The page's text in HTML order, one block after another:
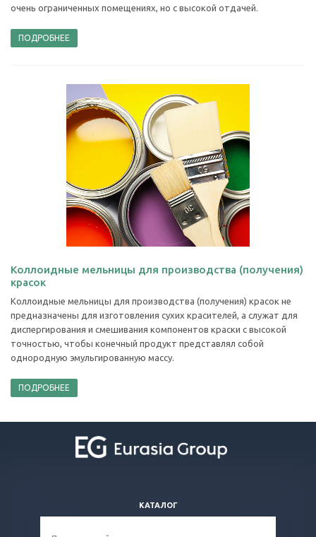
очень ограниченных помещениях, но с высокой отдачей.
ПОДРОБНЕЕ
Коллоидные мельницы для производства (получения)
красок
Коллоидные мельницы для производства (получения) красок не
предназначены для изготовления сухих красителей, а служат для
диспергирования и смешивания компонентов краски с высокой
точностью, чтобы конечный продукт представлял собой
однородную эмульгированную массу.
ПОДРОБНЕЕ
КАТАЛОГ